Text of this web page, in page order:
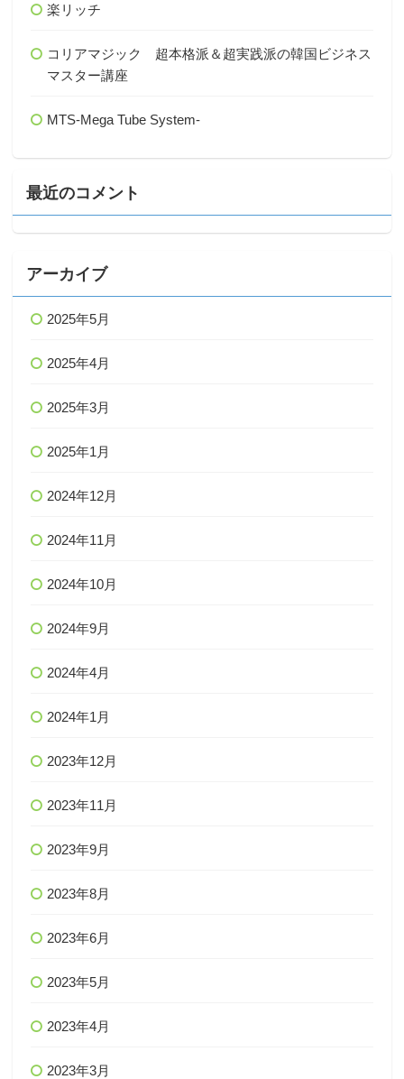
楽リッチ
コリアマジック 超本格派＆超実践派の韓国ビジネス
マスター講座
MTS-Mega Tube System-
最近のコメント
アーカイブ
2025年5月
2025年4月
2025年3月
2025年1月
2024年12月
2024年11月
2024年10月
2024年9月
2024年4月
2024年1月
2023年12月
2023年11月
2023年9月
2023年8月
2023年6月
2023年5月
2023年4月
2023年3月